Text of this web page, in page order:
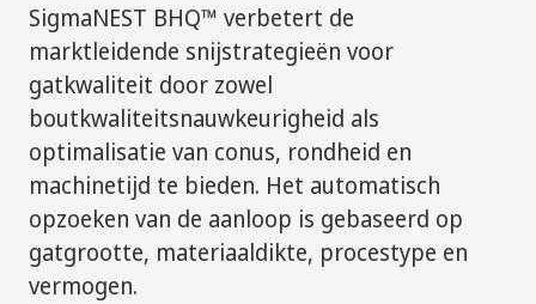
SigmaNEST BHQ™ verbetert de
marktleidende snijstrategieën voor
gatkwaliteit door zowel
boutkwaliteitsnauwkeurigheid als
optimalisatie van conus, rondheid en
machinetijd te bieden. Het automatisch
opzoeken van de aanloop is gebaseerd op
gatgrootte, materiaaldikte, procestype en
vermogen.